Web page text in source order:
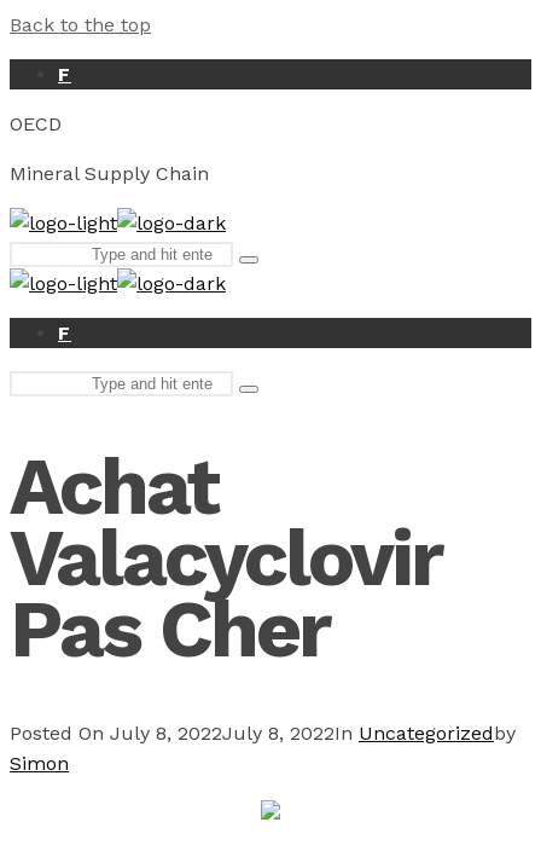
Back to the top
F
OECD
Mineral Supply Chain
for:
Type
enter
F
Type
Achat
Valacyclovir
Pas Cher
Posted On July 8, 2022July 8, 2022In Uncategorizedby
Simon